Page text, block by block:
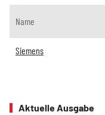
Name
Siemens
Aktuelle Ausgabe